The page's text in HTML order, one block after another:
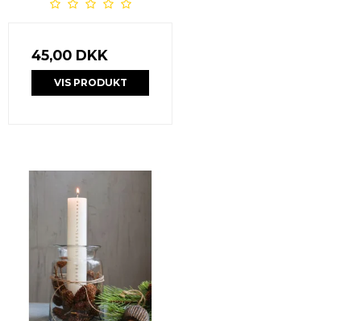
45,00 DKK
VIS PRODUKT